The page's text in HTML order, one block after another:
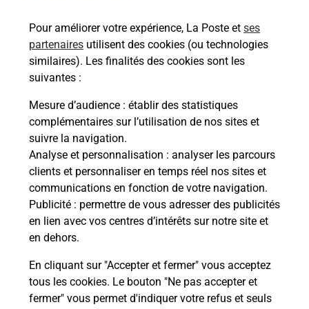
Pour améliorer votre expérience, La Poste et ses
partenaires utilisent des cookies (ou technologies
similaires). Les finalités des cookies sont les
suivantes :
Mesure d’audience : établir des statistiques
complémentaires sur l’utilisation de nos sites et
suivre la navigation.
Analyse et personnalisation : analyser les parcours
clients et personnaliser en temps réel nos sites et
communications en fonction de votre navigation.
Publicité : permettre de vous adresser des publicités
en lien avec vos centres d’intérêts sur notre site et
en dehors.
En cliquant sur "Accepter et fermer" vous acceptez
tous les cookies. Le bouton "Ne pas accepter et
fermer" vous permet d'indiquer votre refus et seuls
295 Boulevard De Senanque
Salon De Provence
Itinéraire
Boîte aux Lettres La Poste
Prochaine collecte du courrierlundià 09h00
50 Rue Du Rhone
13300
Salon De Provence
Itinéraire
Le lien s'ouvre dans un nouvel onglet
Localiser Liste Boîtes aux lettres
Bouches-du-Rhône